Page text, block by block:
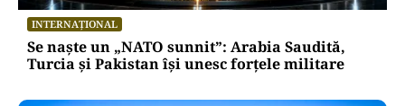
INTERNAȚIONAL
Se naște un „NATO sunnit”: Arabia Saudită,
Turcia și Pakistan își unesc forțele militare